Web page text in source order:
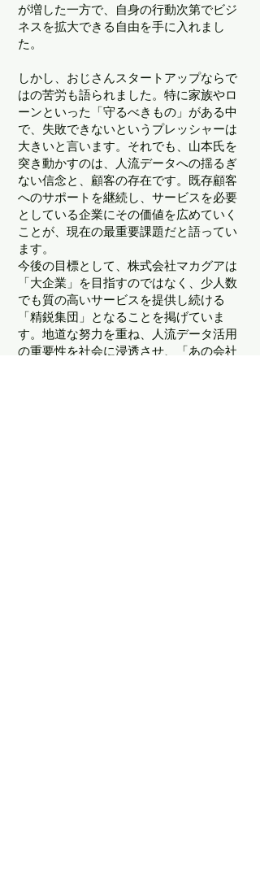
が増した一方で、自身の行動次第でビジ
ネスを拡大できる自由を手に入れまし
た。
しかし、おじさんスタートアップならで
はの苦労も語られました。特に家族やロ
ーンといった「守るべきもの」がある中
で、失敗できないというプレッシャーは
大きいと言います。それでも、山本氏を
突き動かすのは、人流データへの揺るぎ
ない信念と、顧客の存在です。既存顧客
へのサポートを継続し、サービスを必要
としている企業にその価値を広めていく
ことが、現在の最重要課題だと語ってい
ます。
今後の目標として、株式会社マカグアは
「大企業」を目指すのではなく、少人数
でも質の高いサービスを提供し続ける
「精鋭集団」となることを掲げていま
す。地道な努力を重ね、人流データ活用
の重要性を社会に浸透させ、「あの会社